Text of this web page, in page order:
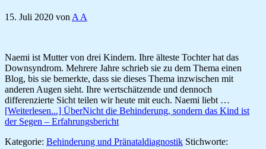
15. Juli 2020 von A A
Naemi ist Mutter von drei Kindern. Ihre älteste Tochter hat das
Downsyndrom. Mehrere Jahre schrieb sie zu dem Thema einen
Blog, bis sie bemerkte, dass sie dieses Thema inzwischen mit
anderen Augen sieht. Ihre wertschätzende und dennoch
differenzierte Sicht teilen wir heute mit euch. Naemi liebt …
[Weiterlesen...] ÜberNicht die Behinderung, sondern das Kind ist
der Segen – Erfahrungsbericht
Kategorie: Behinderung und Pränataldiagnostik Stichworte: